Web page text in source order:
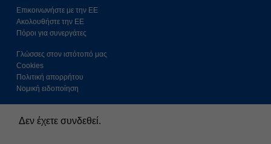
Επικοινωνήστε με την ΕΕ
Ακολουθήστε την ΕE
Πόροι για συνεργάτες
Γλώσσες στον ιστότοπό μας
Cookies
Πολιτική απορρήτου
Νομική ειδοποίηση
Δεν έχετε συνδεθεί.